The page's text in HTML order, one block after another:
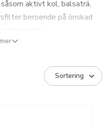
aktivt kol, balsaträ,
beroende på önskad
en torrare och jämnare
av kondens i pipan.